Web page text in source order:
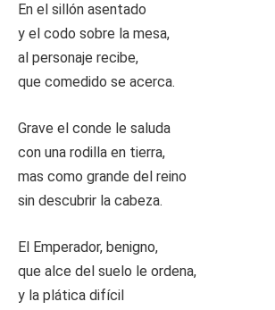
En el sillón asentado
y el codo sobre la mesa,
al personaje recibe,
que comedido se acerca.
Grave el conde le saluda
con una rodilla en tierra,
mas como grande del reino
sin descubrir la cabeza.
El Emperador, benigno,
que alce del suelo le ordena,
y la plática difícil